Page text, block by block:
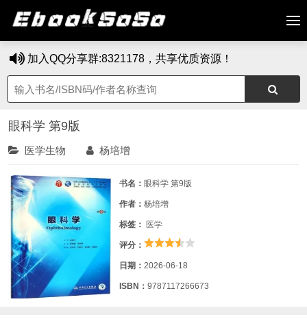
加入QQ分享群:8321178，共享优质资源！
眼科学 第9版
医学生物 杨培增
书名： 眼科学 第9版
作者： 杨培增
标签： 医学
评分：
日期： 2026-06-18
ISBN： 9787117266673